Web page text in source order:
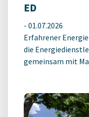
ED
- 01.07.2026
Erfahrener
die
gemeinsam mit